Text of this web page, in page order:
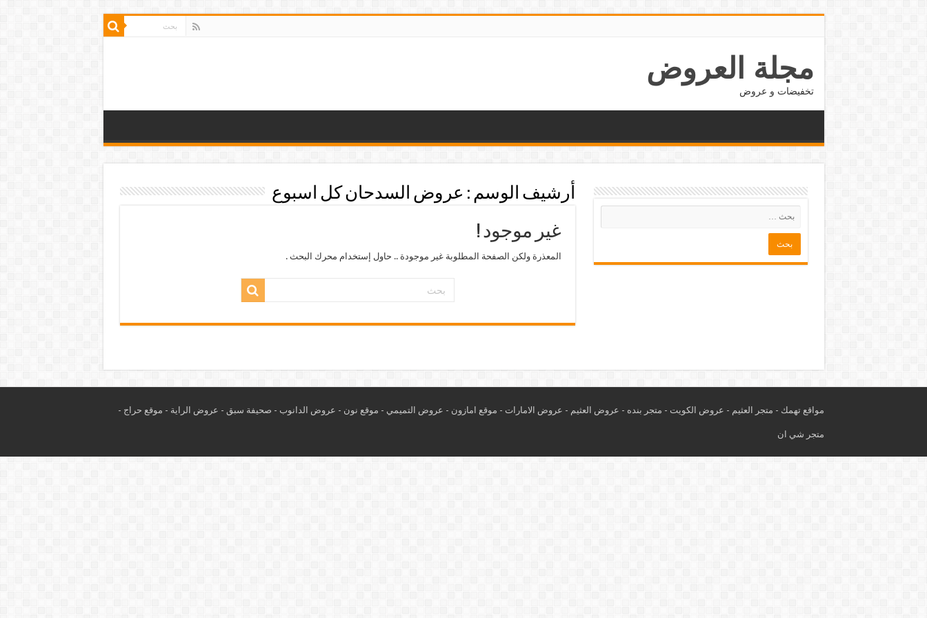
مجلة العروض
تخفيضات و عروض
أرشيف الوسم : عروض السدحان كل اسبوع
غير موجود !
المعذرة ولكن الصفحة المطلوبة غير موجودة .. حاول إستخدام محرك البحث .
مواقع تهمك - متجر العثيم - عروض الكويت - متجر بنده - عروض العثيم - عروض الامارات - موقع امازون - عروض التميمي - موقع نون - عروض الدانوب - صحيفة سبق - عروض الراية - موقع حراج -
متجر شي ان